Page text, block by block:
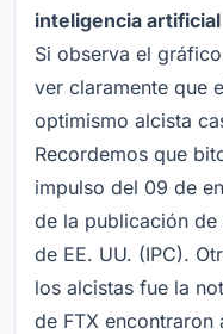
inteligencia artificial
Si observa el
ver claramente que
optimismo alcista
Recordemos que
impulso del 09 de
de la publicación
de EE. UU. (IPC).
los alcistas fue la
de FTX